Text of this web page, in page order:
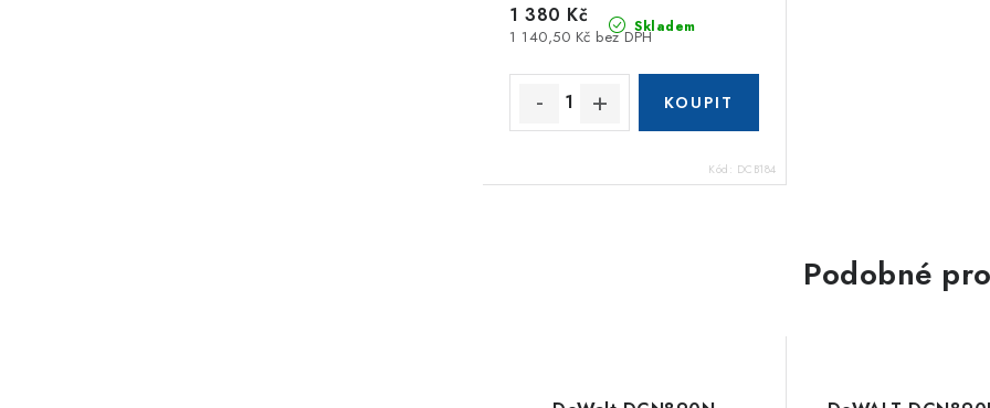
Skladem
1 140,50 Kč bez DPH
1 380 Kč
Kód: DCB184
Podobné